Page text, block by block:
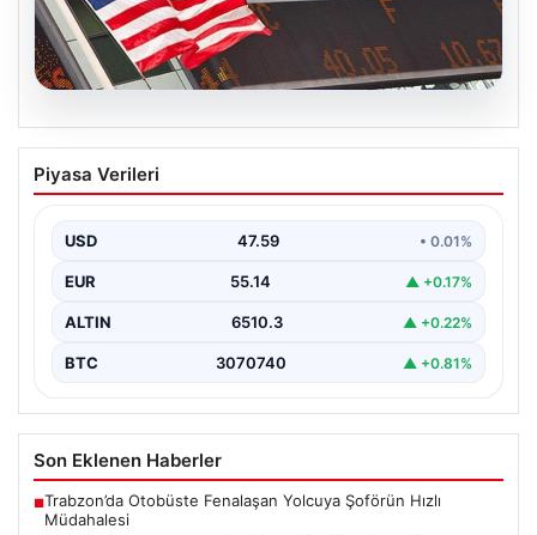
05.08.2026
FED faiz kararı ne zaman açıklanacak?
Nisan ayı faiz beklentisi belli oldu
Piyasa Verileri
USD 47.59 • 0.01%
EUR 55.14 ▲ +0.17%
ALTIN 6510.3 ▲ +0.22%
BTC 3070740 ▲ +0.81%
Son Eklenen Haberler
■Trabzon’da Otobüste Fenalaşan Yolcuya Şoförün Hızlı
Müdahalesi